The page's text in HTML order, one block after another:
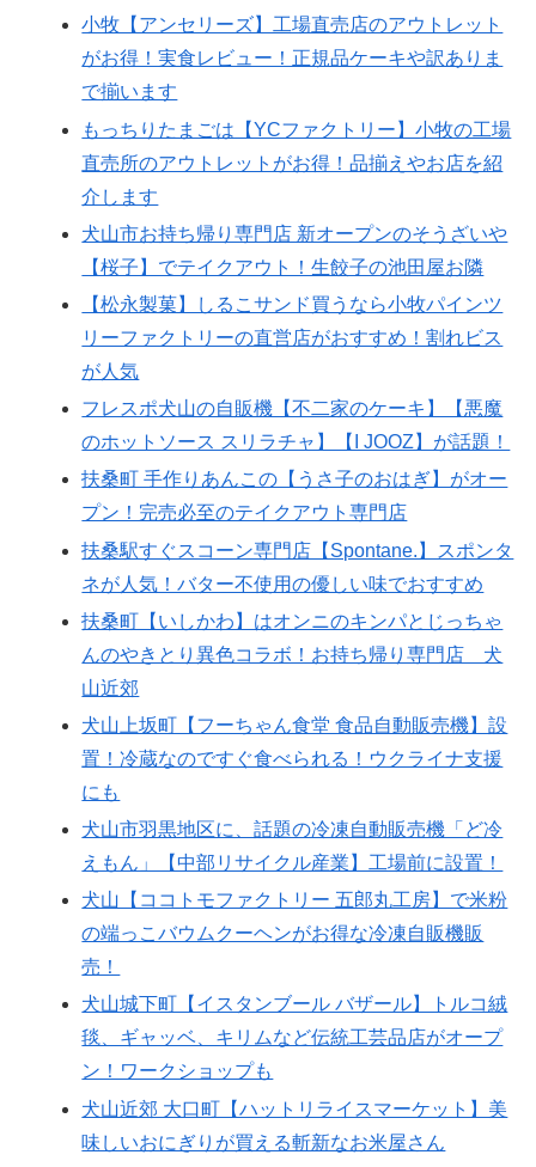
小牧【アンセリーズ】工場直売店のアウトレット
がお得！実食レビュー！正規品ケーキや訳ありま
で揃います
もっちりたまごは【YCファクトリー】小牧の工場
直売所のアウトレットがお得！品揃えやお店を紹
介します
犬山市お持ち帰り専門店 新オープンのそうざいや
【桜子】でテイクアウト！生餃子の池田屋お隣
【松永製菓】しるこサンド買うなら小牧パインツ
リーファクトリーの直営店がおすすめ！割れビス
が人気
フレスポ犬山の自販機【不二家のケーキ】【悪魔
のホットソース スリラチャ】【I JOOZ】が話題！
扶桑町 手作りあんこの【うさ子のおはぎ】がオー
プン！完売必至のテイクアウト専門店
扶桑駅すぐスコーン専門店【Spontane.】スポンタ
ネが人気！バター不使用の優しい味でおすすめ
扶桑町【いしかわ】はオンニのキンパとじっちゃ
んのやきとり異色コラボ！お持ち帰り専門店 犬
山近郊
犬山上坂町【フーちゃん食堂 食品自動販売機】設
置！冷蔵なのですぐ食べられる！ウクライナ支援
にも
犬山市羽黒地区に、話題の冷凍自動販売機「ど冷
えもん」【中部リサイクル産業】工場前に設置！
犬山【ココトモファクトリー 五郎丸工房】で米粉
の端っこバウムクーヘンがお得な冷凍自販機販
売！
犬山城下町【イスタンブール バザール】トルコ絨
毯、ギャッベ、キリムなど伝統工芸品店がオープ
ン！ワークショップも
犬山近郊 大口町【ハットリライスマーケット】美
味しいおにぎりが買える斬新なお米屋さん